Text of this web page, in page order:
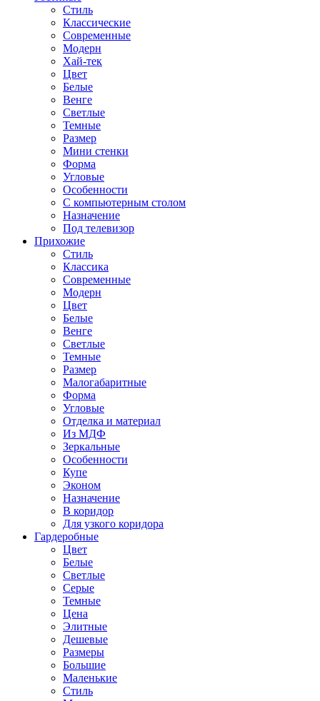
Стиль
Классические
Современные
Модерн
Хай-тек
Цвет
Белые
Венге
Светлые
Темные
Размер
Мини стенки
Форма
Угловые
Особенности
С компьютерным столом
Назначение
Под телевизор
Прихожие
Стиль
Классика
Современные
Модерн
Цвет
Белые
Венге
Светлые
Темные
Размер
Малогабаритные
Форма
Угловые
Отделка и материал
Из МДФ
Зеркальные
Особенности
Купе
Эконом
Назначение
В коридор
Для узкого коридора
Гардеробные
Цвет
Белые
Светлые
Серые
Темные
Цена
Элитные
Дешевые
Размеры
Большие
Маленькие
Стиль